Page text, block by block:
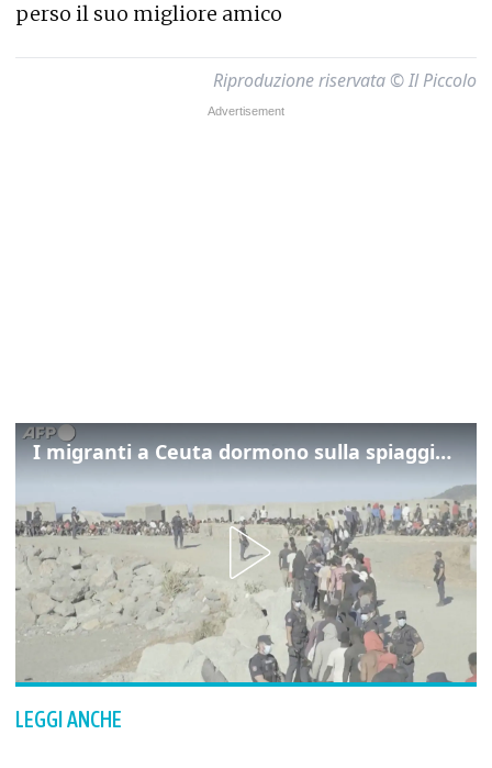
perso il suo migliore amico
Riproduzione riservata © Il Piccolo
I migranti a Ceuta dormono sulla spiaggia: "Vogliamo entrare in Europa"
LEGGI ANCHE